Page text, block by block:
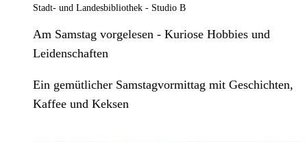
Stadt- und Landesbibliothek - Studio B
Am Samstag vorgelesen - Kuriose Hobbies und
Leidenschaften
Ein gemütlicher Samstagvormittag mit Geschichten,
Kaffee und Keksen